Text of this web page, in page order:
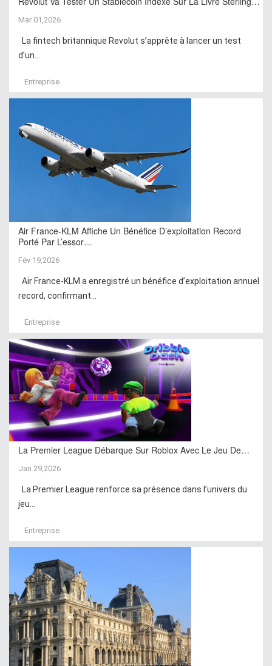
Mar 01,2026
La fintech britannique Revolut s’apprête à lancer un test
d’un...
Entreprise
Air France-KLM Affiche Un Bénéfice D’exploitation Record
Porté Par L’essor…
Fév 19,2026
Air France-KLM a enregistré un bénéfice d’exploitation annuel
record, confirmant...
Entreprise
La Premier League Débarque Sur Roblox Avec Le Jeu De…
Jan 29,2026
La Premier League renforce sa présence dans l’univers du
jeu...
Entreprise